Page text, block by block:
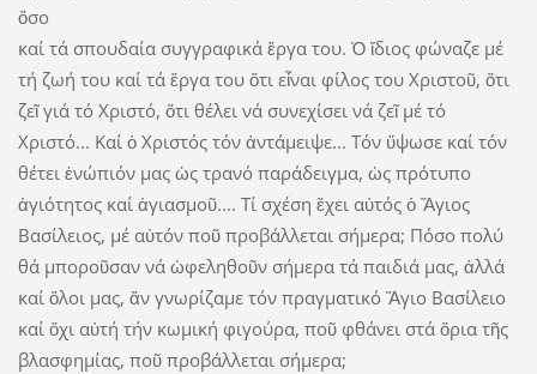
ὅσο
καί τά σπουδαία συγγραφικά ἔργα του. Ὁ ἴδιος φώναζε μέ
τή ζωή του καί τά ἔργα του ὅτι εἶναι φίλος του Χριστοῦ, ὅτι
ζεῖ γιά τό Χριστό, ὅτι θέλει νά συνεχίσει νά ζεῖ μέ τό
Χριστό... Καί ὁ Χριστός τόν ἀντάμειψε... Τόν ὕψωσε καί τόν
θέτει ἐνώπιόν μας ὡς τρανό παράδειγμα, ὡς πρότυπο
ἁγιότητος καί ἁγιασμοῦ.... Τί σχέση ἔχει αὐτός ὁ Ἅγιος
Βασίλειος, μέ αὐτόν ποῦ προβάλλεται σήμερα; Πόσο πολύ
θά μποροῦσαν νά ὠφεληθοῦν σήμερα τά παιδιά μας, ἀλλά
καί ὅλοι μας, ἄν γνωρίζαμε τόν πραγματικό Ἅγιο Βασίλειο
καί ὄχι αὐτή τήν κωμική φιγούρα, ποῦ φθάνει στά ὅρια τῆς
βλασφημίας, ποῦ προβάλλεται σήμερα;